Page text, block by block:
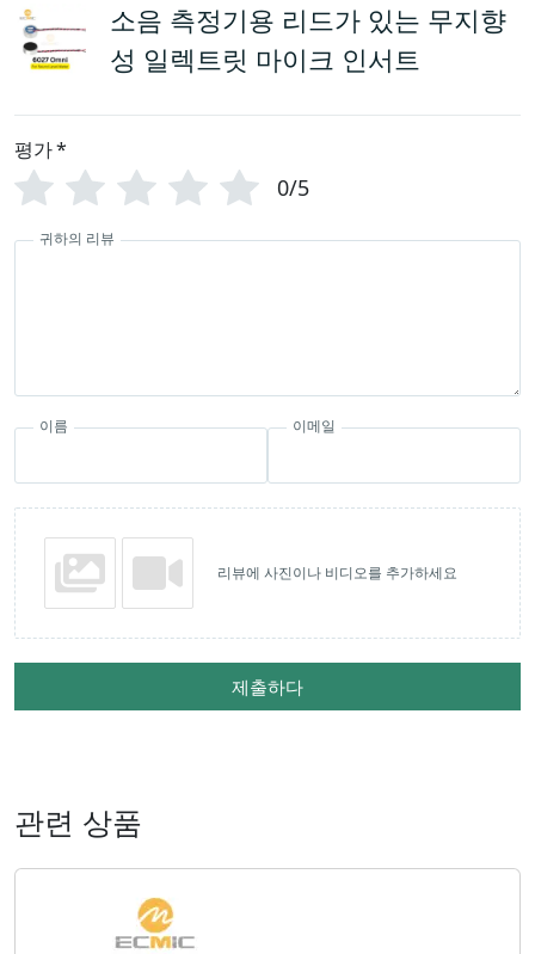
소음 측정기용 리드가 있는 무지향
성 일렉트릿 마이크 인서트
평가*
0/5
귀하의 리뷰
이름 이메일
리뷰에 사진이나 비디오를 추가하세요
제출하다
관련 상품